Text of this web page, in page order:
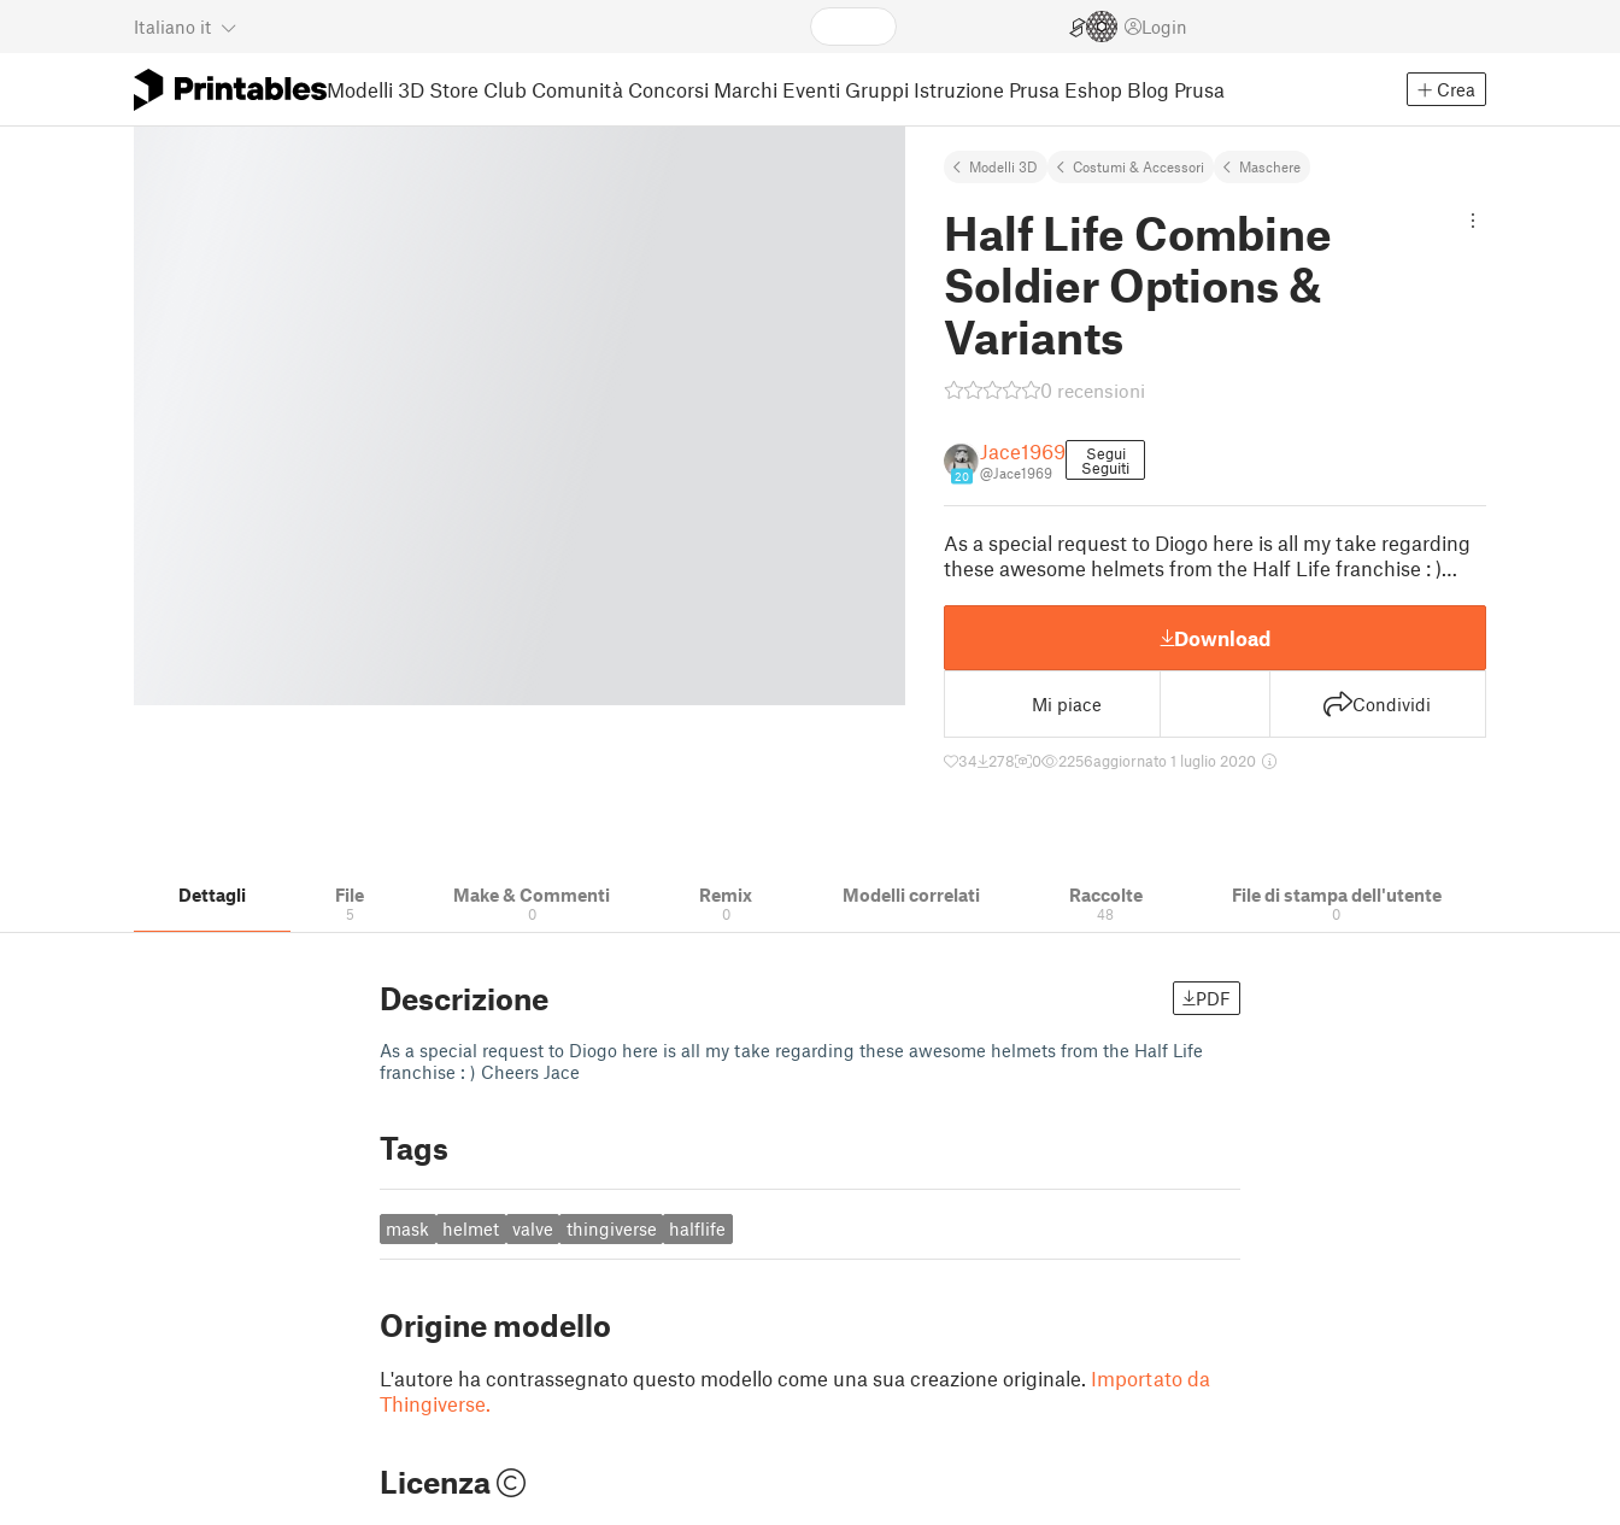
Italiano it Login
Modelli 3D Store Club Comunità Concorsi Marchi Eventi Gruppi Istruzione Prusa Eshop Blog Prusa Crea
Modelli 3D Costumi & Accessori Maschere
Half Life Combine
Soldier Options &
Variants
0 recensioni
20
Jace1969
@Jace1969
Segui
Seguiti
As a special request to Diogo here is all my take regarding
these awesome helmets from the Half Life franchise : )…
Download
Mi piace Condividi
34 278 0 2256aggiornato 1 luglio 2020
Dettagli File
5
Make & Commenti
0
Remix
0
Modelli correlati Raccolte
48
File di stampa dell'utente
0
Descrizione PDF
As a special request to Diogo here is all my take regarding these awesome helmets from the Half Life
franchise : ) Cheers Jace
Tags
mask helmet valve thingiverse halflife
Origine modello
L'autore ha contrassegnato questo modello come una sua creazione originale. Importato da
Thingiverse.
Licenza